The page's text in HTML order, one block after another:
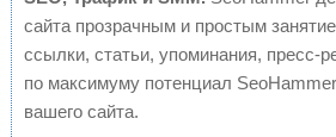
сайта прозрачным и простым
ссылки, статьи, упоминания, пресс-
по максимуму потенциал
вашего сайта.